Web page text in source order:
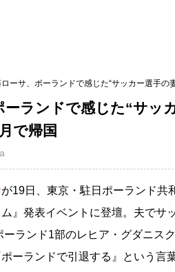
ローサ、ポーランドで感じた“サッカー選手
ーランドで感じた“サッ
で帰国
が19日、東京・駐日ポーランド共
』発表イベントに登壇。夫でサ
ランド1部のレヒア・グダニス
ーランドで引退する』という言